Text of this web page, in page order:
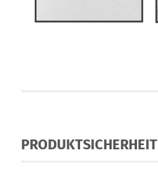
PRODUKTSICHERHEIT